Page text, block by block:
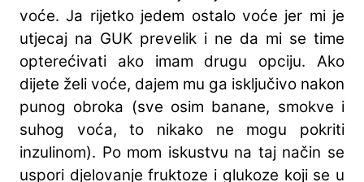
voće. Ja rijetko jedem ostalo voće jer mi je
utjecaj na GUK prevelik i ne da mi se time
opterećivati ako imam drugu opciju. Ako
dijete želi voće, dajem mu ga isključivo nakon
punog obroka (sve osim banane, smokve i
suhog voća, to nikako ne mogu pokriti
inzulinom). Po mom iskustvu na taj način se
uspori djelovanje fruktoze i glukoze koji se u